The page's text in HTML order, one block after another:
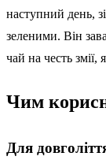
наступний день,
зеленими. Він
чай на честь змії,
Чим
Для